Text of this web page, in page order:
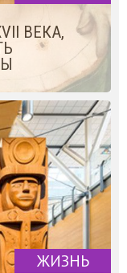
ВЕКА,
ЖИЗНЬ